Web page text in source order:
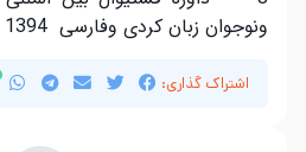
ونوجوان زبان کردی وفارسی 1394
اشتراک گذاری: